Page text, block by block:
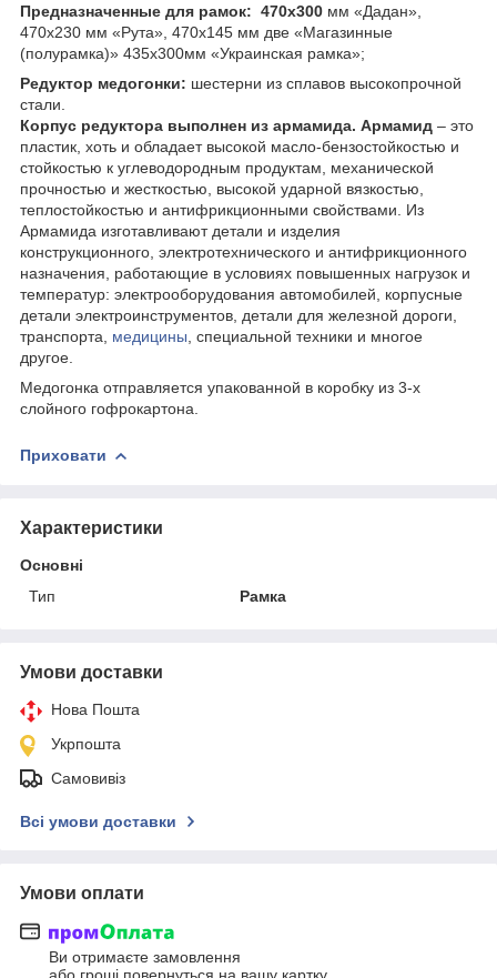
Предназначенные для рамок: 470х300 мм «Дадан»,
470х230 мм «Рута», 470х145 мм две «Магазинные
(полурамка)» 435х300мм «Украинская рамка»;
Редуктор медогонки: шестерни из сплавов высокопрочной
стали.
Корпус редуктора выполнен из армамида. Армамид – это
пластик, хоть и обладает высокой масло-бензостойкостью и
стойкостью к углеводородным продуктам, механической
прочностью и жесткостью, высокой ударной вязкостью,
теплостойкостью и антифрикционными свойствами. Из
Армамида изготавливают детали и изделия
конструкционного, электротехнического и антифрикционного
назначения, работающие в условиях повышенных нагрузок и
температур: электрооборудования автомобилей, корпусные
детали электроинструментов, детали для железной дороги,
транспорта, медицины , специальной техники и многое
другое.
Медогонка отправляется упакованной в коробку из 3-х
слойного гофрокартона.
Приховати
Характеристики
Основні
Тип
Рамка
Умови доставки
Нова Пошта
Укрпошта
Самовивіз
Всі умови доставки
Умови оплати
Ви отримаєте замовлення